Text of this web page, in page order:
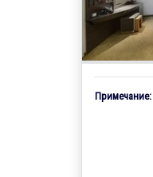
Примечание: